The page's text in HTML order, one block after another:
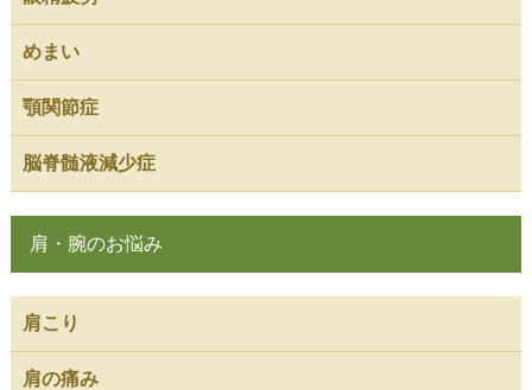
めまい
顎関節症
脳脊髄液減少症
肩・腕のお悩み
肩こり
肩の痛み